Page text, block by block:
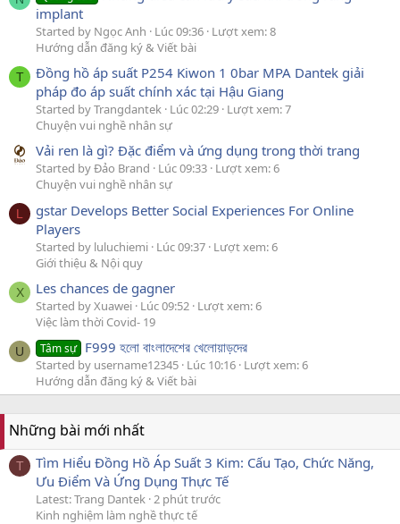
implant
Started by Ngọc Anh Lúc 09:36 Lượt xem: 8
Hướng dẫn đăng ký & Viết bài
T
Đồng hồ áp suất P254 Kiwon 1 0bar MPA Dantek giải
pháp đo áp suất chính xác tại Hậu Giang
Started by Trangdantek Lúc 02:29 Lượt xem: 7
Chuyện vui nghề nhân sự
Vải ren là gì? Đặc điểm và ứng dụng trong thời trang
Started by Đảo Brand Lúc 09:33 Lượt xem: 6
Chuyện vui nghề nhân sự
L
gstar Develops Better Social Experiences For Online
Players
Started by luluchiemi Lúc 09:37 Lượt xem: 6
Giới thiệu & Nội quy
X Les chances de gagner
Started by Xuawei Lúc 09:52 Lượt xem: 6
Việc làm thời Covid- 19
U Tâm sự F999 হলো বাংলাদেশের খেলোয়াড়দের
Started by username12345 Lúc 10:16 Lượt xem: 6
Hướng dẫn đăng ký & Viết bài
Những bài mới nhất
T
Tìm Hiểu Đồng Hồ Áp Suất 3 Kim: Cấu Tạo, Chức Năng,
Ưu Điểm Và Ứng Dụng Thực Tế
Latest: Trang Dantek 2 phút trước
Kinh nghiệm làm nghề thực tế